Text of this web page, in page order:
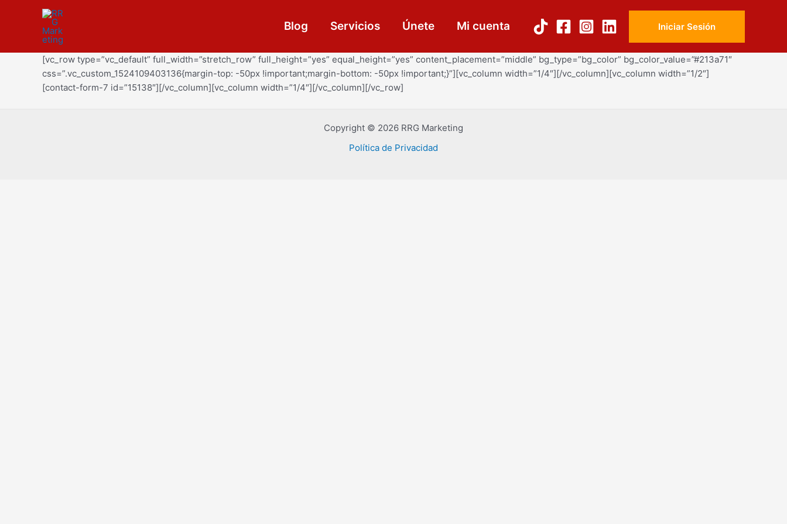
Blog Servicios Únete Mi cuenta Iniciar Sesión
[vc_row type=”vc_default” full_width=”stretch_row” full_height=”yes” equal_height=”yes” content_placement=”middle” bg_type=”bg_color” bg_color_value=”#213a71″
css=”.vc_custom_1524109403136{margin-top: -50px !important;margin-bottom: -50px !important;}”][vc_column width=”1/4″][/vc_column][vc_column width=”1/2″]
[contact-form-7 id=”15138″][/vc_column][vc_column width=”1/4″][/vc_column][/vc_row]
Copyright © 2026 RRG Marketing
Política de Privacidad